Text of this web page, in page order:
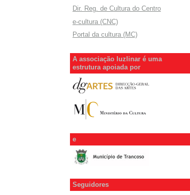
Dir. Reg. de Cultura do Centro
e-cultura (CNC)
Portal da cultura (MC)
A associação luzlinar é uma
estrutura apoiada por
e
Seguidores